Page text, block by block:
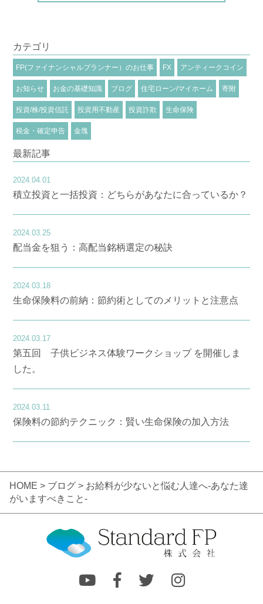
カテゴリ
FP(ファイナンシャルプランナー）のお仕事 FX アンティークコイン
お知らせ お金の基礎知識 ブログ 住宅ローン/マイホーム 寄附
投資/株/投資信託 投資用不動産 投資詐欺 生命保険
税金・確定申告 金塊
最新記事
2024.04.01
積立投資と一括投資：どちらがあなたに合っているか？
2024.03.25
配当金を狙う：高配当銘柄選定の秘訣
2024.03.18
生命保険料の前納：節約術としてのメリットと注意点
2024.03.17
第五回 子供ビジネス体験ワークショップ を開催しま
した。
2024.03.11
保険料の節約テクニック：賢い生命保険の加入方法
HOME > ブログ > お給料が少ないと悩む人達へ-あなた達
がいますべきこと-